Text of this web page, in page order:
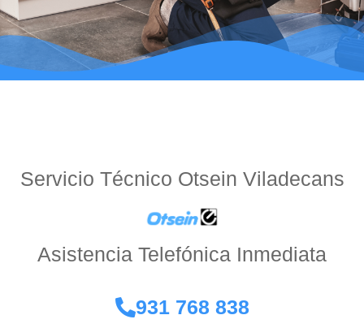
Servicio Técnico Otsein Viladecans
Asistencia Telefónica Inmediata
931 768 838